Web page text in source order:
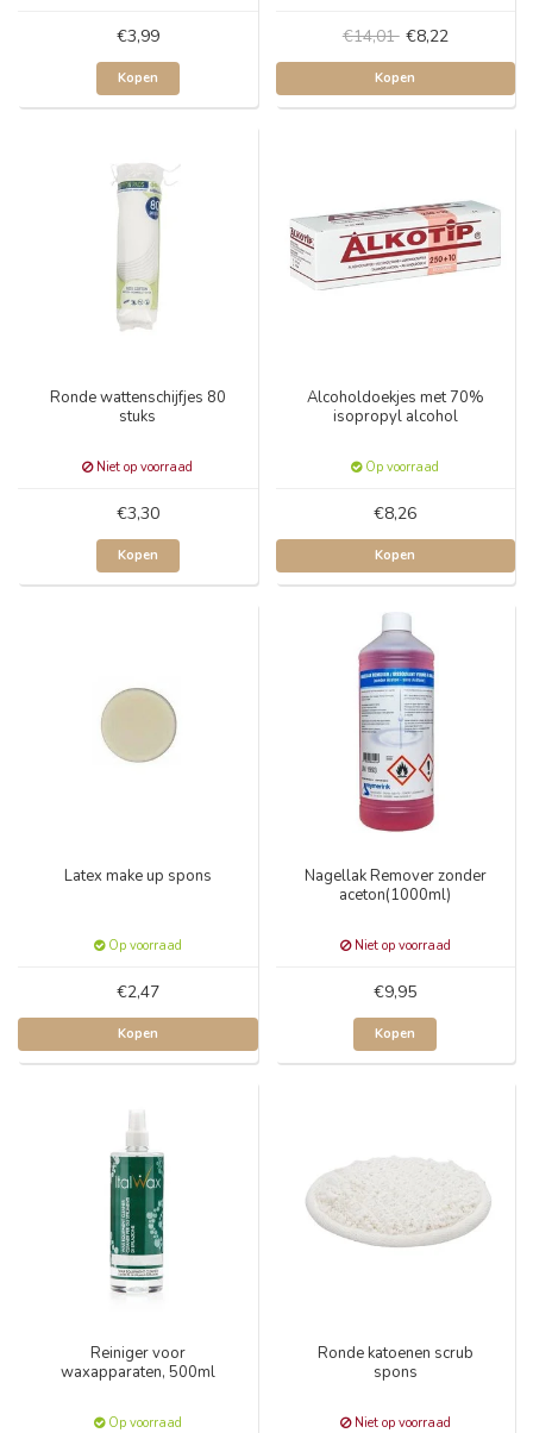
€3,99
Kopen
€14,01 €8,22
Kopen
Ronde wattenschijfjes 80
stuks
Niet op voorraad
€3,30
Kopen
Alcoholdoekjes met 70%
isopropyl alcohol
Op voorraad
€8,26
Kopen
Latex make up spons
Op voorraad
€2,47
Kopen
Nagellak Remover zonder
aceton(1000ml)
Niet op voorraad
€9,95
Kopen
Reiniger voor
waxapparaten, 500ml
Op voorraad
Ronde katoenen scrub
spons
Niet op voorraad